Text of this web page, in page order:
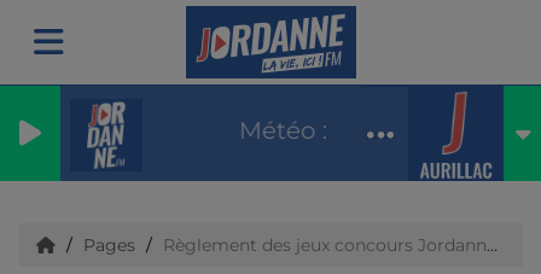
Météo : soleil max27
Pages Règlement des jeux concours Jordanne Fm